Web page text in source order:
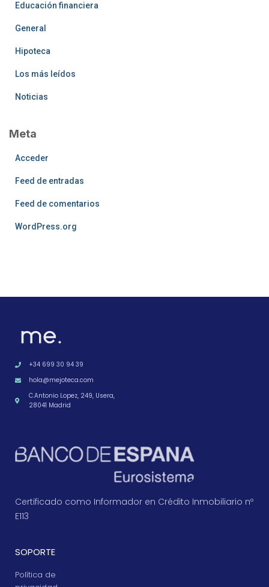
Educación financiera
General
Hipoteca
Los más leídos
Noticias
Meta
Acceder
Feed de entradas
Feed de comentarios
WordPress.org
+34 699 30 94 39
hola@mejoteca.com
C.Antonio Lopez, 249, Usera,
28041 Madrid
Certificado como Informador en Crédito Inmobiliario nº
E113
SOPORTE
Política de